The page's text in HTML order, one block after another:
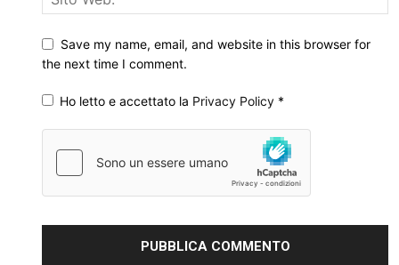
Save my name, email, and website in this browser for
the next time I comment.
Ho letto e accettato la Privacy Policy *